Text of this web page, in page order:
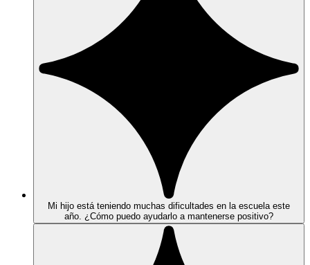
Mi hijo está teniendo muchas dificultades en la escuela este
año. ¿Cómo puedo ayudarlo a mantenerse positivo?